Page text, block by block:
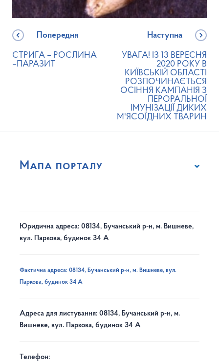
Попередня
СТРИГА – РОСЛИНА
–ПАРАЗИТ
Наступна
УВАГА! ІЗ 13 ВЕРЕСНЯ
2020 РОКУ В
КИЇВСЬКІЙ ОБЛАСТІ
РОЗПОЧИНАЄТЬСЯ
ОСІННЯ КАМПАНІЯ З
ПЕРОРАЛЬНОЇ
ІМУНІЗАЦІЇ ДИКИХ
М'ЯСОЇДНИХ ТВАРИН
Мапа порталу
Юридична адреса: 08134, Бучанський р-н, м. Вишневе,
вул. Паркова, будинок 34 А
Фактична адреса: 08134, Бучанський р-н, м. Вишневе, вул.
Паркова, будинок 34 А
Адреса для листування: 08134, Бучанський р-н, м.
Вишневе, вул. Паркова, будинок 34 А
Телефон: